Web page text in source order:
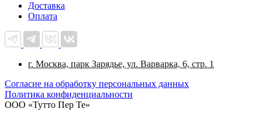
Доставка
Оплата
г. Москва, парк Зарядье, ул. Варварка, 6, стр. 1
Cогласие на обработку персональных данных
Политика конфиденциальности
ООО «Тутто Пер Те»